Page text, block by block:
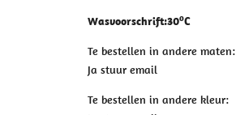
Wasvoorschrift:30oC
Te bestellen in andere maten:
Ja stuur email
Te bestellen in andere kleur: